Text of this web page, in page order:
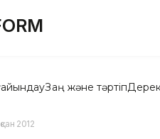
Заң және тәртіп
2012